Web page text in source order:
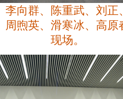
李向群、陈重武、刘
周煦英、滑寒冰、高
现场。